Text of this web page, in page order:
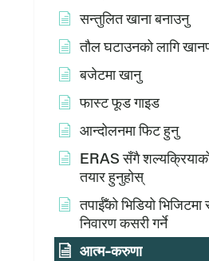
सन्तुलित खाना बनाउनु
तौल घटाउनको लागि
बजेटमा खानु
फास्ट फूड गाइड
आन्दोलनमा फिट हुनु
ERAS सँगै
तयार हुनुहोस्
तपाईँको भिडियो
निवारण कसरी गर्ने
आत्म-करुणा